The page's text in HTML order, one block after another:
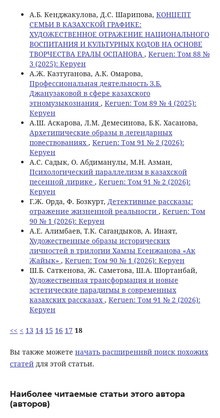
А.Б. Кенджакулова, Д.С. Шарипова, КОНЦЕПТ
СЕМЬИ В КАЗАХСКОЙ ГРАФИКЕ:
ХУДОЖЕСТВЕННОЕ ОТРАЖЕНИЕ НАЦИОНАЛЬНОГО
ВОСПИТАНИЯ И КУЛЬТУРНЫХ КОДОВ НА ОСНОВЕ
ТВОРЧЕСТВА ЕРАЛЫ ОСПАНОВА , Keruen: Том 88 №
3 (2025): Керуен
А.Ж. Казтуганова, А.К. Омарова,
Профессиональная деятельность З.Б.
Джанузаковой в сфере казахского
этномузыкознания , Keruen: Том 89 № 4 (2025):
Керуен
А.Ш. Аскарова, Л.М. Демесинова, Б.К. Хасанова,
Архетипические образы в легендарных
повествованиях , Keruen: Том 91 № 2 (2026):
Керуен
А.С. Садык, О. Абдиманулы, M.Н. Азман,
Психологический параллелизм в казахской
песенной лирике , Keruen: Том 91 № 2 (2026):
Керуен
Г.Ж. Орда, Ф. Бозкурт, Детективные рассказы:
отражение жизненной реальности , Keruen: Том
90 № 1 (2026): Керуен
А.Е. Алимбаев, Т.К. Сагандыков, А. Инаят,
Художественные образы исторических
личностей в трилогии Хамзы Есенжанова «Ак
Жайык» , Keruen: Том 90 № 1 (2026): Керуен
Ш.Б. Саткенова, Ж. Саметова, Ш.А. Шортанбай,
Художественная трансформация и новые
эстетические парадигмы в современных
казахских рассказах , Keruen: Том 91 № 2 (2026):
Керуен
<< < 13 14 15 16 17 18
Вы также можете начать расширеннвй поиск похожих
статейдля этой статьи.
Наиболее читаемые статьи этого автора
(авторов)